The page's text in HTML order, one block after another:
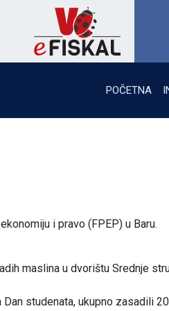
POČETNA
i pravo (FPEP) u Baru.
maslina u dvorištu Srednje
studenata, ukupno zasadili 20